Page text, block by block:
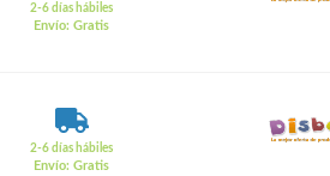
2-6 días hábiles
Envío: Gratis
2-6 días hábiles
Envío: Gratis